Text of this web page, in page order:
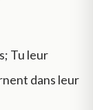
Tu leur
dans leur